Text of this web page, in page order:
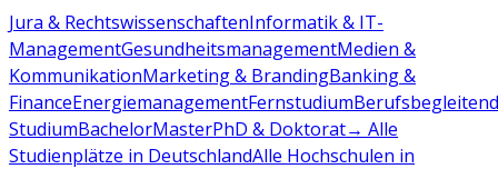
Jura & RechtswissenschaftenInformatik & IT-
ManagementGesundheitsmanagementMedien &
KommunikationMarketing & BrandingBanking &
FinanceEnergiemanagementFernstudiumBerufsbegleitend
StudiumBachelorMasterPhD & Doktorat→ Alle
Studienplätze in DeutschlandAlle Hochschulen in